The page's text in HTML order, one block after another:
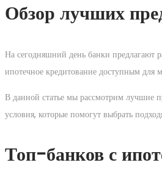
Обзор лучших
На сегодняшний день банки предлагают
ипотечное кредитование доступным для
В данной статье мы рассмотрим лучшие
условия, которые помогут выбрать
Топ-банков с